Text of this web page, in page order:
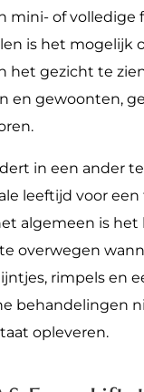
mini- of volledige
is het mogelijk
het gezicht te
en gewoonten,
in een ander
leeftijd voor een
algemeen is
overwegen
rimpels en
behandelingen
opleveren.